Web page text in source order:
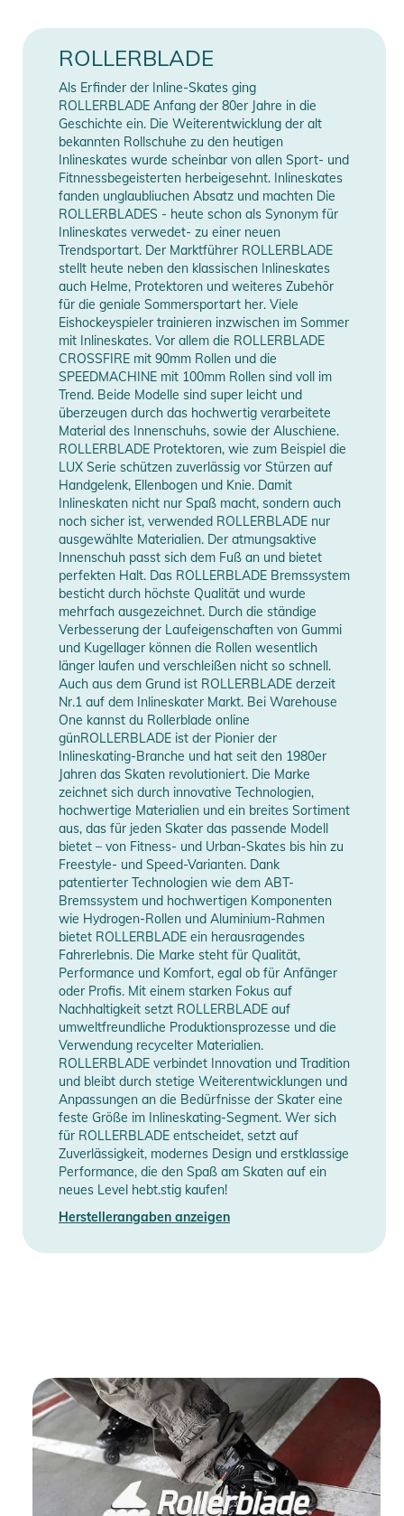
- PREMIUM-KONSTRUKTION: 7 Chromkugeln,
Chromstahlgehäuse, 2 Gummischutzkappen, Nylonschutz und
Performance.
Produktinformationen und
Sicherheitshinweise
Gebrauchsanweisungen, Sicherheitshinweise und Warnungen
finden Sie direkt am Produkt.
Manufacturer
Information
Herstellerangaben
anzeigen
ROLLERBLADE
Als Erfinder der Inline-Skates ging
ROLLERBLADE Anfang der 80er Jahre in die
Geschichte ein. Die Weiterentwicklung der alt
bekannten Rollschuhe zu den heutigen
Inlineskates wurde scheinbar von allen Sport- und
Fitnnessbegeisterten herbeigesehnt. Inlineskates
fanden unglaubliuchen Absatz und machten Die
ROLLERBLADES - heute schon als Synonym für
Inlineskates verwedet- zu einer neuen
Trendsportart. Der Marktführer ROLLERBLADE
stellt heute neben den klassischen Inlineskates
auch Helme, Protektoren und weiteres Zubehör
für die geniale Sommersportart her. Viele
Eishockeyspieler trainieren inzwischen im Sommer
mit Inlineskates. Vor allem die ROLLERBLADE
CROSSFIRE mit 90mm Rollen und die
SPEEDMACHINE mit 100mm Rollen sind voll im
Trend. Beide Modelle sind super leicht und
überzeugen durch das hochwertig verarbeitete
Material des Innenschuhs, sowie der Aluschiene.
ROLLERBLADE Protektoren, wie zum Beispiel die
LUX Serie schützen zuverlässig vor Stürzen auf
Handgelenk, Ellenbogen und Knie. Damit
Inlineskaten nicht nur Spaß macht, sondern auch
noch sicher ist, verwended ROLLERBLADE nur
ausgewählte Materialien. Der atmungsaktive
Innenschuh passt sich dem Fuß an und bietet
perfekten Halt. Das ROLLERBLADE Bremssystem
besticht durch höchste Qualität und wurde
mehrfach ausgezeichnet. Durch die ständige
Verbesserung der Laufeigenschaften von Gummi
und Kugellager können die Rollen wesentlich
länger laufen und verschleißen nicht so schnell.
Auch aus dem Grund ist ROLLERBLADE derzeit
Nr.1 auf dem Inlineskater Markt. Bei Warehouse
One kannst du Rollerblade online
günROLLERBLADE ist der Pionier der
Inlineskating-Branche und hat seit den 1980er
Jahren das Skaten revolutioniert. Die Marke
zeichnet sich durch innovative Technologien,
hochwertige Materialien und ein breites Sortiment
aus, das für jeden Skater das passende Modell
bietet – von Fitness- und Urban-Skates bis hin zu
Freestyle- und Speed-Varianten. Dank
patentierter Technologien wie dem ABT-
Bremssystem und hochwertigen Komponenten
wie Hydrogen-Rollen und Aluminium-Rahmen
bietet ROLLERBLADE ein herausragendes
Fahrerlebnis. Die Marke steht für Qualität,
Performance und Komfort, egal ob für Anfänger
oder Profis. Mit einem starken Fokus auf
Nachhaltigkeit setzt ROLLERBLADE auf
umweltfreundliche Produktionsprozesse und die
Verwendung recycelter Materialien.
ROLLERBLADE verbindet Innovation und Tradition
und bleibt durch stetige Weiterentwicklungen und
Anpassungen an die Bedürfnisse der Skater eine
feste Größe im Inlineskating-Segment. Wer sich
für ROLLERBLADE entscheidet, setzt auf
Zuverlässigkeit, modernes Design und erstklassige
Performance, die den Spaß am Skaten auf ein
neues Level hebt.stig kaufen!
Herstellerangaben anzeigen